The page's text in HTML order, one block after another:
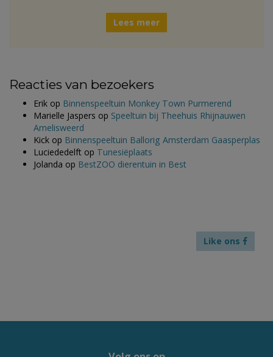
Lees meer
Reacties van bezoekers
Erik op Binnenspeeltuin Monkey Town Purmerend
Marielle Jaspers op Speeltuin bij Theehuis Rhijnauwen
Amelisweerd
Kick op Binnenspeeltuin Ballorig Amsterdam Gaasperplas
Luciededelft op Tunesiëplaats
Jolanda op BestZOO dierentuin in Best
Like ons